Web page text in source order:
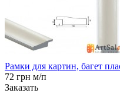
Рамки для картин, багет
72 грн м/п
Заказать